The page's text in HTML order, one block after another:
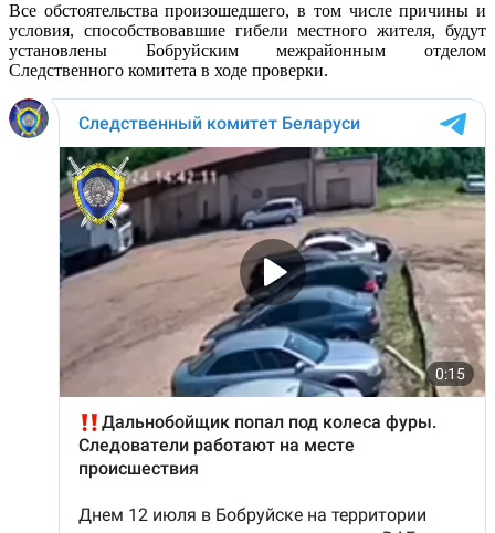
Все обстоятельства произошедшего, в том числе причины и
условия, способствовавшие гибели местного жителя, будут
установлены Бобруйским межрайонным отделом
Следственного комитета в ходе проверки.